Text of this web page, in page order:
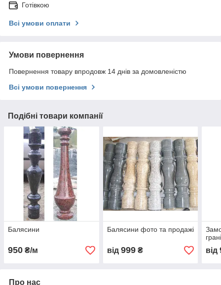
Готівкою
Всі умови оплати
Умови повернення
Повернення товару впродовж 14 днів за домовленістю
Всі умови повернення
Подібні товари компанії
Балясини
950 ₴/м
Балясини фото та продажі
від 999₴ від
Про нас